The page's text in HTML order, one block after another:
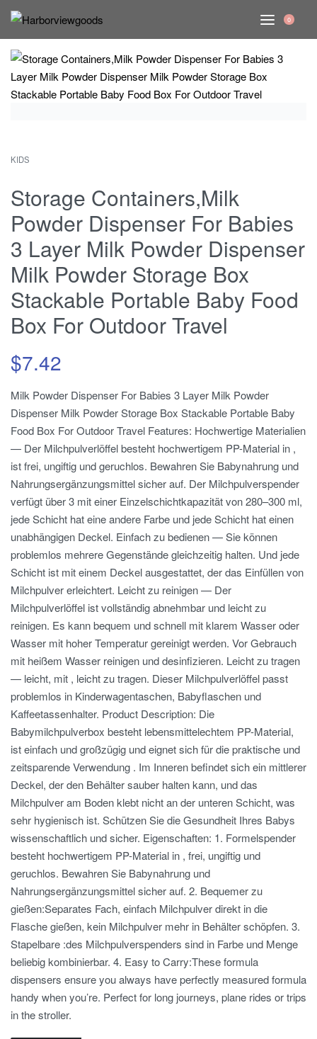
0
KIDS
Storage Containers,Milk
Powder Dispenser For Babies
3 Layer Milk Powder Dispenser
Milk Powder Storage Box
Stackable Portable Baby Food
Box For Outdoor Travel
$7.42
Milk Powder Dispenser For Babies 3 Layer Milk Powder
Dispenser Milk Powder Storage Box Stackable Portable Baby
Food Box For Outdoor Travel Features: Hochwertige Materialien
— Der Milchpulverlöffel besteht hochwertigem PP-Material in ,
ist frei, ungiftig und geruchlos. Bewahren Sie Babynahrung und
Nahrungsergänzungsmittel sicher auf. Der Milchpulverspender
verfügt über 3 mit einer Einzelschichtkapazität von 280–300 ml,
jede Schicht hat eine andere Farbe und jede Schicht hat einen
unabhängigen Deckel. Einfach zu bedienen — Sie können
problemlos mehrere Gegenstände gleichzeitig halten. Und jede
Schicht ist mit einem Deckel ausgestattet, der das Einfüllen von
Milchpulver erleichtert. Leicht zu reinigen — Der
Milchpulverlöffel ist vollständig abnehmbar und leicht zu
reinigen. Es kann bequem und schnell mit klarem Wasser oder
Wasser mit hoher Temperatur gereinigt werden. Vor Gebrauch
mit heißem Wasser reinigen und desinfizieren. Leicht zu tragen
— leicht, mit , leicht zu tragen. Dieser Milchpulverlöffel passt
problemlos in Kinderwagentaschen, Babyflaschen und
Kaffeetassenhalter. Product Description: Die
Babymilchpulverbox besteht lebensmittelechtem PP-Material,
ist einfach und großzügig und eignet sich für die praktische und
zeitsparende Verwendung . Im Inneren befindet sich ein mittlerer
Deckel, der den Behälter sauber halten kann, und das
Milchpulver am Boden klebt nicht an der unteren Schicht, was
sehr hygienisch ist. Schützen Sie die Gesundheit Ihres Babys
wissenschaftlich und sicher. Eigenschaften: 1. Formelspender
besteht hochwertigem PP-Material in , frei, ungiftig und
geruchlos. Bewahren Sie Babynahrung und
Nahrungsergänzungsmittel sicher auf. 2. Bequemer zu
gießen:Separates Fach, einfach Milchpulver direkt in die
Flasche gießen, kein Milchpulver mehr in Behälter schöpfen. 3.
Stapelbare :des Milchpulverspenders sind in Farbe und Menge
beliebig kombinierbar. 4. Easy to Carry:These formula
dispensers ensure you always have perfectly measured formula
handy when you’re. Perfect for long journeys, plane rides or trips
in the stroller.